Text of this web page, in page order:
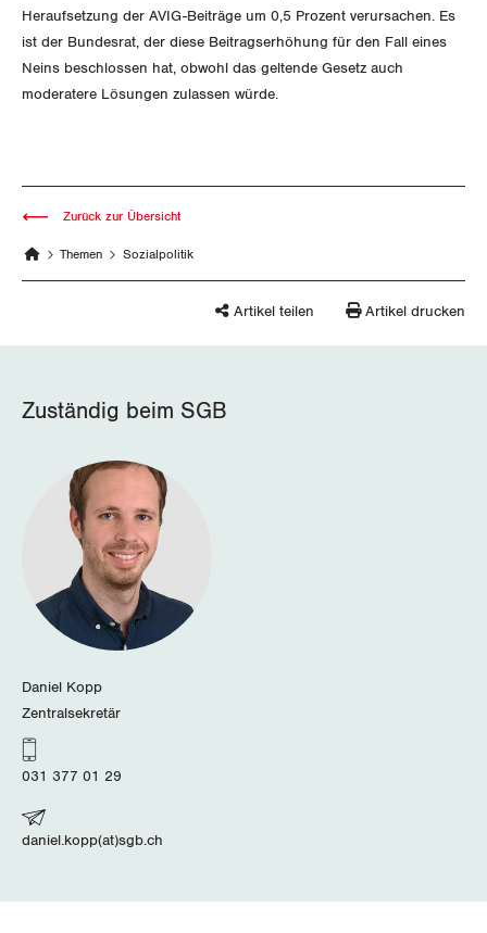
Präsidialausschuss
Feministische Kommission
Queer-Kommission
Aargau
Freiburg
Luzern
Neuenburg
Nidwalden
Obwalden
Schaffhausen
St. Gallen-Appenzell
Solothurn
Bücher/Broschüren
Blog Daniel Lampart
Der Europa-Blog
Kontakt
Heraufsetzung der AVIG-Beiträge um 0,5 Prozent verursachen. Es
ist der Bundesrat, der diese Beitragserhöhung für den Fall eines
Neins beschlossen hat, obwohl das geltende Gesetz auch
moderatere Lösungen zulassen würde.
Themen Sozialpolitik
Zurück zur Übersicht
Artikel teilen Artikel drucken
Zuständig beim SGB
Daniel Kopp
Zentralsekretär
031 377 01 29
daniel.kopp(at)sgb.ch